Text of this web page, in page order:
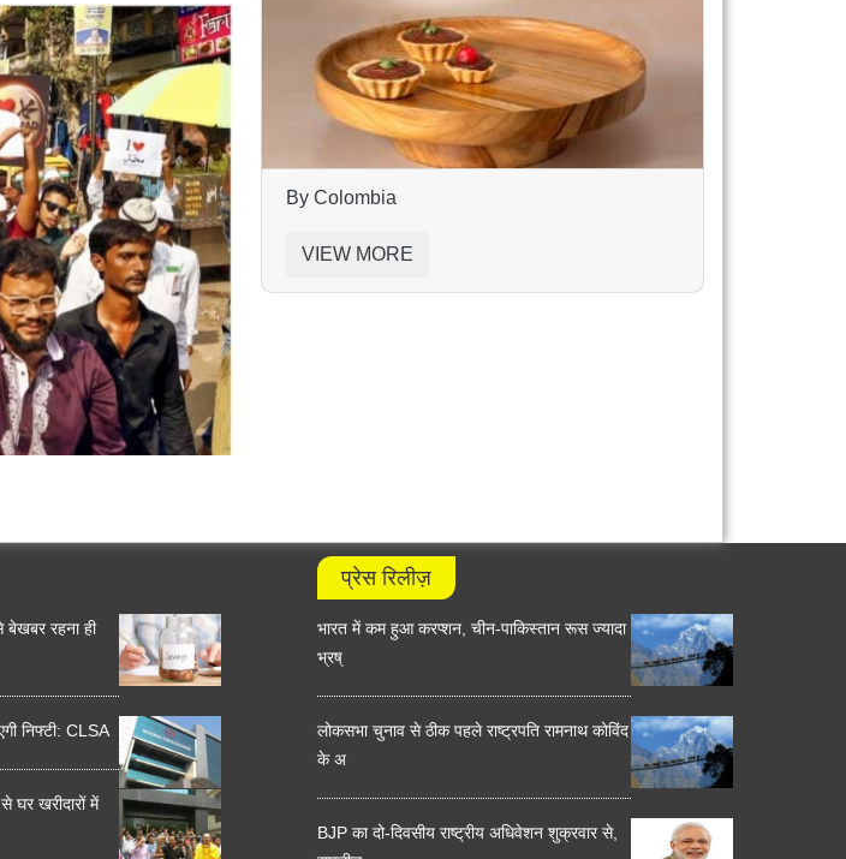
By Colombia
VIEW MORE
रहना ही
निफ्टी: CLSA
घर खरीदारों में
प्रेस रिलीज़
भारत में कम हुआ करप्शन, चीन-पाकिस्तान रूस ज्यादा
भ्रष्
लोकसभा चुनाव से ठीक पहले राष्ट्रपति रामनाथ कोविंद
के अ
BJP का दो-दिवसीय राष्ट्रीय अधिवेशन शुक्रवार से,